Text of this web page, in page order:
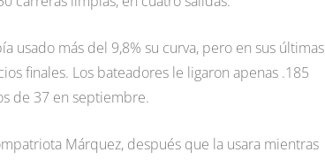
usado más del 9,8% su curva, pero en sus últimas
finales. Los bateadores le ligaron apenas .185
de 37 en septiembre.
Márquez, después que la usara mientras